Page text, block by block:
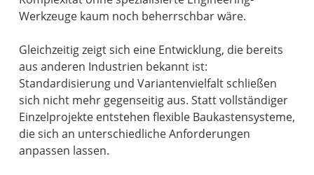
Werkzeuge kaum noch beherrschbar wäre.
Gleichzeitig zeigt sich eine Entwicklung, die bereits
aus anderen Industrien bekannt ist:
Standardisierung und Variantenvielfalt schließen
sich nicht mehr gegenseitig aus. Statt vollständiger
Einzelprojekte entstehen flexible Baukastensysteme,
die sich an unterschiedliche Anforderungen
anpassen lassen.